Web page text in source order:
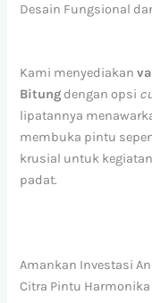
Desain Fungsional
Kami menyediakan
Bitung dengan opsi
lipatannya
membuka pintu
krusial untuk
padat.
Amankan Investasi
Citra Pintu Harmonika